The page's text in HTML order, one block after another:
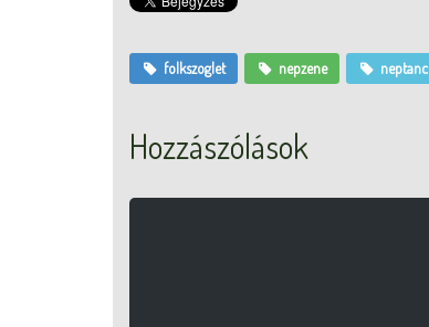
folkszoglet nepzene neptanc
Hozzászólások